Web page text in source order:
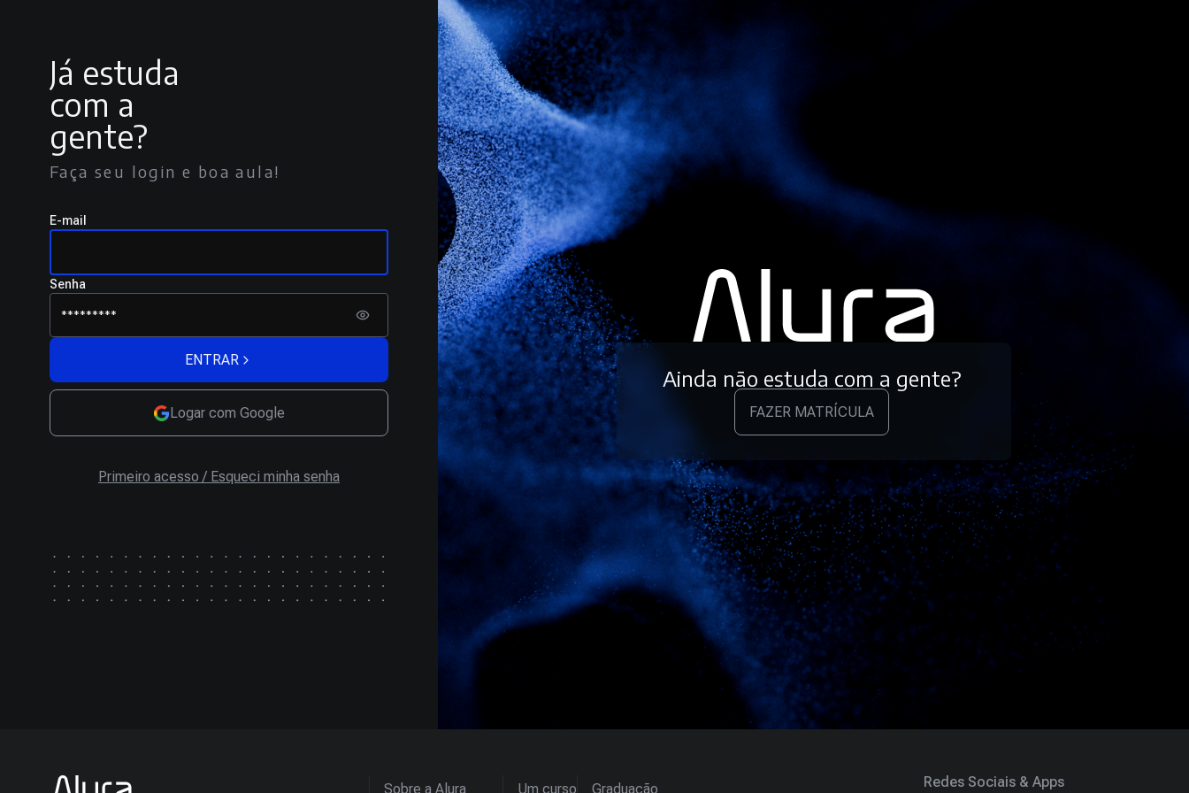
Já estuda
com a
gente?
Faça seu login e boa aula!
E-mail
Senha
ENTRAR
Logar com Google
Primeiro acesso / Esqueci minha senha
Ainda não estuda com a gente?
FAZER MATRÍCULA
Sobre a Alura Um curso Graduação Redes Sociais & Apps